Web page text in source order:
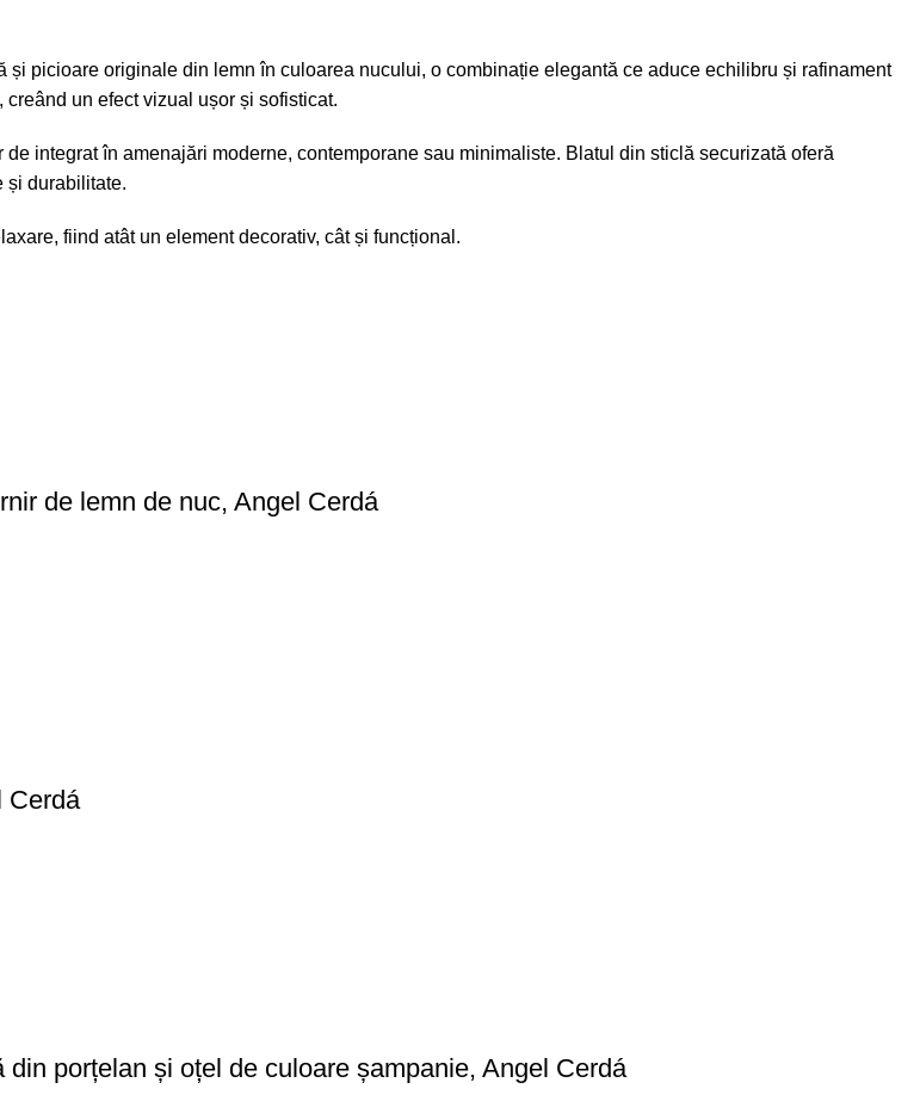
picioare originale din lemn în culoarea nucului, o combinație elegantă ce aduce echilibru și rafinament
un efect vizual ușor și sofisticat.
integrat în amenajări moderne, contemporane sau minimaliste. Blatul din sticlă securizată oferă
și durabilitate.
fiind atât un element decorativ, cât și funcțional.
de lemn de nuc, Angel Cerdá
Cerdá
porțelan și oțel de culoare șampanie, Angel Cerdá